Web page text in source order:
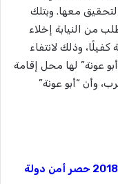
معها. وبتلك
من النيابة إخلاء
كفيلًا، وذلك لانتفاء
عونة” لها محل إقامة
وأن “أبو عونة”
حصر أمن دولة